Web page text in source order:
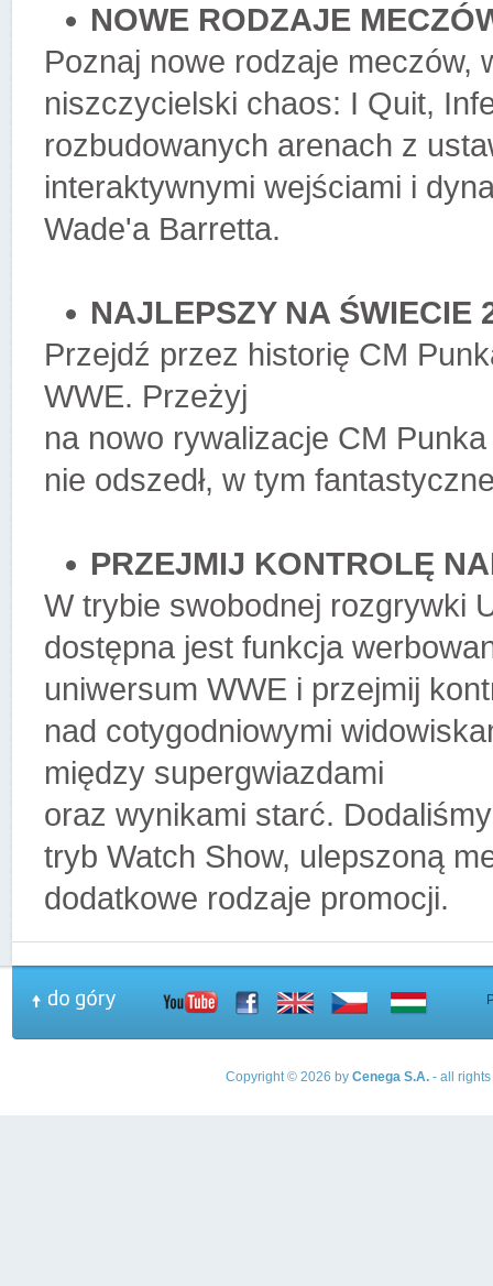
NOWE RODZAJE
Poznaj nowe rodzaje meczów,
niszczycielski chaos: I Quit,
rozbudowanych arenach z
interaktywnymi wejściami i
Wade'a Barretta.
NAJLEPSZY NA ŚWIECIE
Przejdź przez historię CM
WWE. Przeżyj
na nowo rywalizacje CM
nie odszedł, w tym
PRZEJMIJ KONTROLĘ
W trybie swobodnej rozgrywki
dostępna jest funkcja
uniwersum WWE i przejmij
nad cotygodniowymi
między supergwiazdami
oraz wynikami starć.
tryb Watch Show, ulepszoną
dodatkowe rodzaje promocji.
Copyright © 2026 by Cenega S.A.- all rights